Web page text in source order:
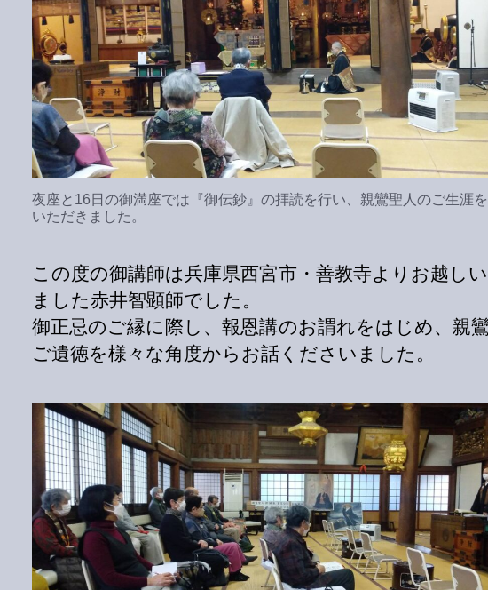
夜座と16日の御満座では『御伝鈔』の拝読を行い、親鸞聖人のご生涯
いただきました。
この度の御講師は兵庫県西宮市・善教寺よりお越し
ました赤井智顕師でした。
御正忌のご縁に際し、報恩講のお謂れをはじめ、親
ご遺徳を様々な角度からお話くださいました。